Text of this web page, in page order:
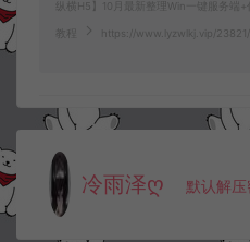
纵横H5】10月最新整理Win一键服务端
教程 https://www.lyzwlkj.vip/23821/
冷雨泽ღ 默认解